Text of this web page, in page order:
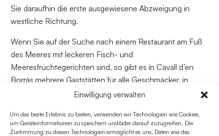
Einwilligung verwalten
Um das beste Erlebnis zu bieten, verwenden wir Technologien wie Cookies,
um Geräteinformationen zu speichern und/oder darauf zuzugreifen. Die
Zustimmung zu diesen Technologien ermöglicht es uns, Daten wie das
Sie daraufhin die erste ausgewiesene Abzweigung in
westliche Richtung.
Wenn Sie auf der Suche nach einem Restaurant am Fuß
des Meeres mit leckeren Fisch- und
Meeresfrüchtegerichten sind, so gibt es in Cavall d’en
Borràs mehrere Gaststätten für alle Geschmäcker, in
denen Sie sich verwöhnen lassen können. Wenngleich
dennoch zu den Lieblingsstränden vieler Besucher, da
er das Beste der Landschaft Formenteras bietet, ohne